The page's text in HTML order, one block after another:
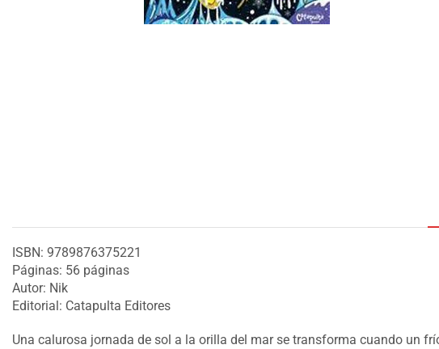
ISBN: 9789876375221
Páginas: 56 páginas
Autor: Nik
Editorial: Catapulta Editores
Una calurosa jornada de sol a la orilla del mar se transforma cuando un